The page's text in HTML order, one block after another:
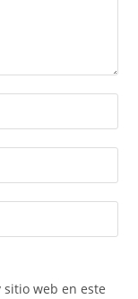
web en este